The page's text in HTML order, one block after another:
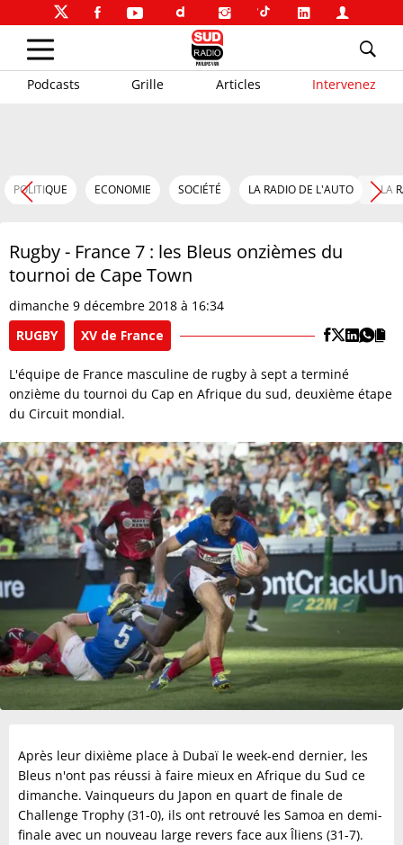
Podcasts Grille Articles Intervenez
POLITIQUE ECONOMIE SOCIÉTÉ LA RADIO DE L'AUTO LA
Rugby - France 7 : les Bleus onzièmes du
tournoi de Cape Town
dimanche 9 décembre 2018 à 16:34
RUGBY
XV de France
L'équipe de France masculine de rugby à sept a terminé
onzième du tournoi du Cap en Afrique du sud, deuxième étape
du Circuit mondial.
Après leur dixième place à Dubaï le week-end dernier, les
Bleus n'ont pas réussi à faire mieux en Afrique du Sud ce
dimanche. Vainqueurs du Japon en quart de finale de
Challenge Trophy (31-0), ils ont retrouvé les Samoa en demi-
finale avec un nouveau large revers face aux Îliens (31-7).